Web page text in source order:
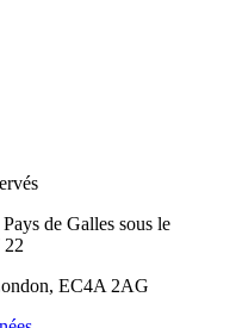
de Galles sous le
EC4A 2AG